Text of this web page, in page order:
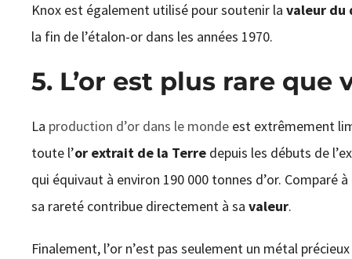
Knox est également utilisé pour soutenir la valeur du
la fin de l’étalon-or dans les années 1970.
5. L’or est plus rare que
La production d’or dans le mondeest extrêmement
toute l’or extrait de la Terredepuis les débuts de
qui équivaut à environ 190 000 tonnes d’or. Comparé
sa rareté contribue directement à sa valeur.
Finalement, l’or n’est pas seulement un métal